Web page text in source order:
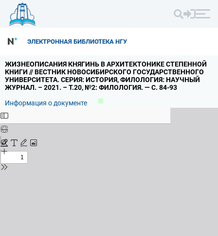
ЭЛЕКТРОННАЯ БИБЛИОТЕКА НГУ
ЖИЗНЕОПИСАНИЯ КНЯГИНЬ В АРХИТЕКТОНИКЕ СТЕПЕННОЙ
КНИГИ // ВЕСТНИК НОВОСИБИРСКОГО ГОСУДАРСТВЕННОГО
УНИВЕРСИТЕТА. СЕРИЯ: ИСТОРИЯ,ФИЛОЛОГИЯ: НАУЧНЫЙ
ЖУРНАЛ. – 2021. – Т.20,№2: ФИЛОЛОГИЯ. — С. 84-93
Информация о документе